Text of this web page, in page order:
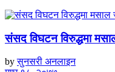
संसद विघटन विरुद्धमा
by सुनसरी अनलाइन